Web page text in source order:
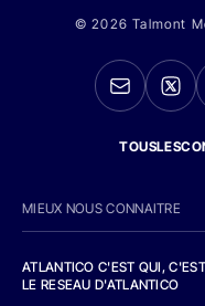
© 2026 Talmont
MIEUX NOUS CONNAITRE
ATLANTICO C'EST QUI,
LE RESEAU D'ATLANTICO